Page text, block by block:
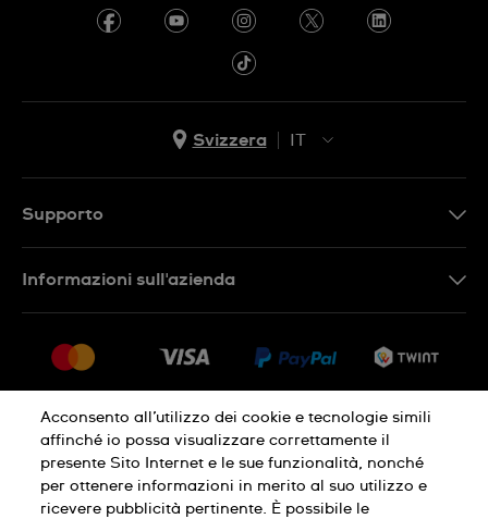
Svizzera
IT
IT
Supporto
Restituzione
Condizioni di vendita
Diritto di recesso
Informazioni sull'azienda
Carriera
Informativa sulla privacy Cookies
Acconsento all’utilizzo dei cookie e tecnologie simili
affinché io possa visualizzare correttamente il
presente Sito Internet e le sue funzionalità, nonché
per ottenere informazioni in merito al suo utilizzo e
ricevere pubblicità pertinente. È possibile le